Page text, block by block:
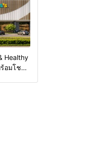
Healthy
อมโชว์